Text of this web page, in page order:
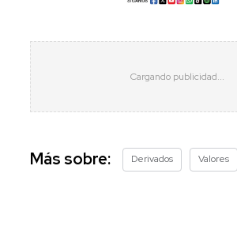
Más sobre: Derivados Valores